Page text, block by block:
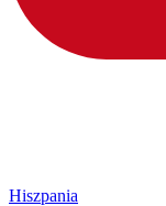
Hiszpania